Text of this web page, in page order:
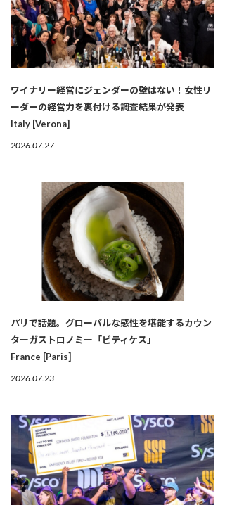
ワイナリー経営にジェンダーの壁はない！女性リ
ーダーの経営力を裏付ける調査結果が発表
Italy [Verona]
2026.07.27
パリで話題。グローバルな感性を堪能するカウン
ターガストロノミー「ビティケス」
France [Paris]
2026.07.23